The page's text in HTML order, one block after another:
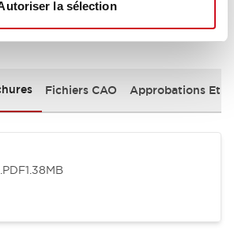
la sélection
fichiers
Fichiers CAO Approbations Et
.PDF1.38MB